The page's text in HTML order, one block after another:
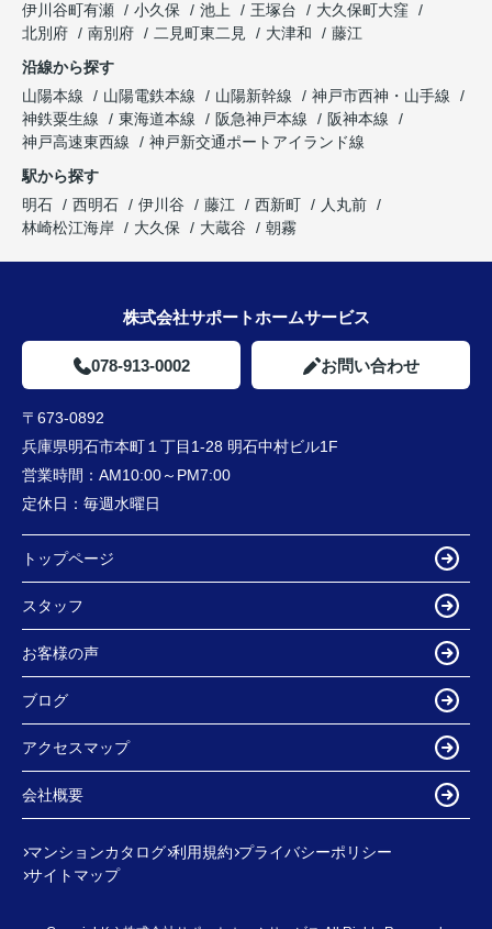
伊川谷町有瀬
小久保 池上 王塚台
大久保町大窪
北別府
南別府 二見町東二見 大津和
藤江
沿線から探す
山陽本線
山陽電鉄本線 山陽新幹線
神戸市西神・山手線
神鉄粟生線
東海道本線 阪急神戸本線
阪神本線
神戸高速東西線
神戸新交通ポートアイランド線
駅から探す
明石
西明石 伊川谷 藤江 西新町
人丸前
林崎松江海岸
大久保 大蔵谷 朝霧
株式会社サポートホームサービス
078-913-0002 お問い合わせ
〒673-0892
兵庫県明石市本町１丁目1-28 明石中村ビル1F
営業時間： AM10:00～PM7:00
定休日： 毎週水曜日
トップページ
スタッフ
お客様の声
ブログ
アクセスマップ
会社概要
マンションカタログ 利用規約 プライバシーポリシー
サイトマップ